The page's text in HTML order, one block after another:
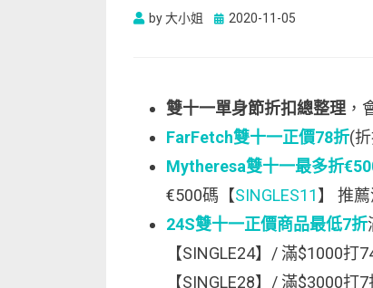
by大小姐
Posted
2020-11-05
雙十一單身節折扣總整理 ，
FarFetch雙十一正價78折(
Mytheresa雙十一最多折
€500碼【SINGLES11】 推
24S雙十一正價商品最低7折
【SINGLE24】/ 滿$1000
【SINGLE28】/ 滿$3000打